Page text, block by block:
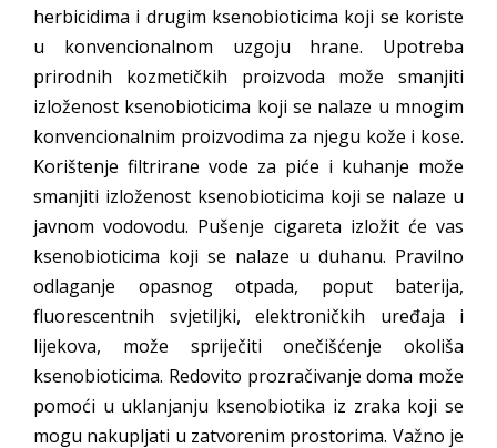
herbicidima i drugim ksenobioticima koji se koriste
u konvencionalnom uzgoju hrane. Upotreba
prirodnih kozmetičkih proizvoda može smanjiti
izloženost ksenobioticima koji se nalaze u mnogim
konvencionalnim proizvodima za njegu kože i kose.
Korištenje filtrirane vode za piće i kuhanje može
smanjiti izloženost ksenobioticima koji se nalaze u
javnom vodovodu. Pušenje cigareta izložit će vas
ksenobioticima koji se nalaze u duhanu. Pravilno
odlaganje opasnog otpada, poput baterija,
fluorescentnih svjetiljki, elektroničkih uređaja i
lijekova, može spriječiti onečišćenje okoliša
ksenobioticima. Redovito prozračivanje doma može
pomoći u uklanjanju ksenobiotika iz zraka koji se
mogu nakupljati u zatvorenim prostorima. Važno je